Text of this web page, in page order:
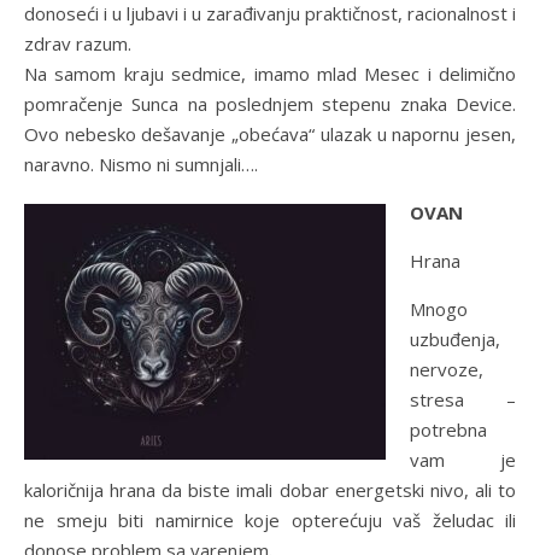
donoseći i u ljubavi i u zarađivanju praktičnost, racionalnost i
zdrav razum.
Na samom kraju sedmice, imamo mlad Mesec i delimično
pomračenje Sunca na poslednjem stepenu znaka Device.
Ovo nebesko dešavanje „obećava“ ulazak u napornu jesen,
naravno. Nismo ni sumnjali….
OVAN
Hrana
Mnogo
uzbuđenja,
nervoze,
stresa –
potrebna
vam je
kaloričnija hrana da biste imali dobar energetski nivo, ali to
ne smeju biti namirnice koje opterećuju vaš želudac ili